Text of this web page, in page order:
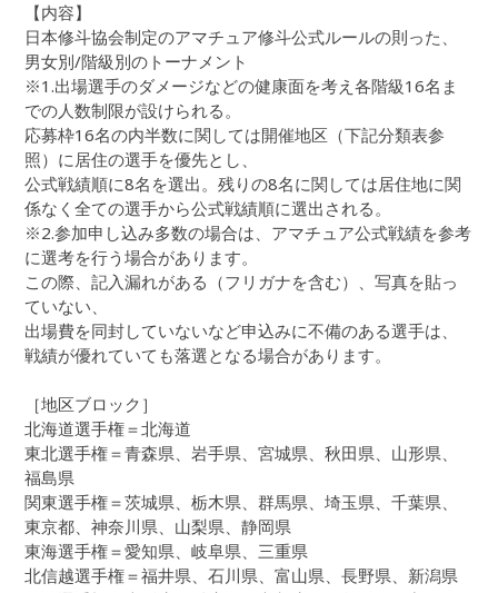
【内容】
日本修斗協会制定のアマチュア修斗公式ルールの則った、
男女別/階級別のトーナメント
※1.出場選手のダメージなどの健康面を考え各階級16名ま
での人数制限が設けられる。
応募枠16名の内半数に関しては開催地区（下記分類表参
照）に居住の選手を優先とし、
公式戦績順に8名を選出。残りの8名に関しては居住地に関
係なく全ての選手から公式戦績順に選出される。
※2.参加申し込み多数の場合は、アマチュア公式戦績を参考
に選考を行う場合があります。
この際、記入漏れがある（フリガナを含む）、写真を貼っ
ていない、
出場費を同封していないなど申込みに不備のある選手は、
戦績が優れていても落選となる場合があります。
［地区ブロック］
北海道選手権＝北海道
東北選手権＝青森県、岩手県、宮城県、秋田県、山形県、
福島県
関東選手権＝茨城県、栃木県、群馬県、埼玉県、千葉県、
東京都、神奈川県、山梨県、静岡県
東海選手権＝愛知県、岐阜県、三重県
北信越選手権＝福井県、石川県、富山県、長野県、新潟県